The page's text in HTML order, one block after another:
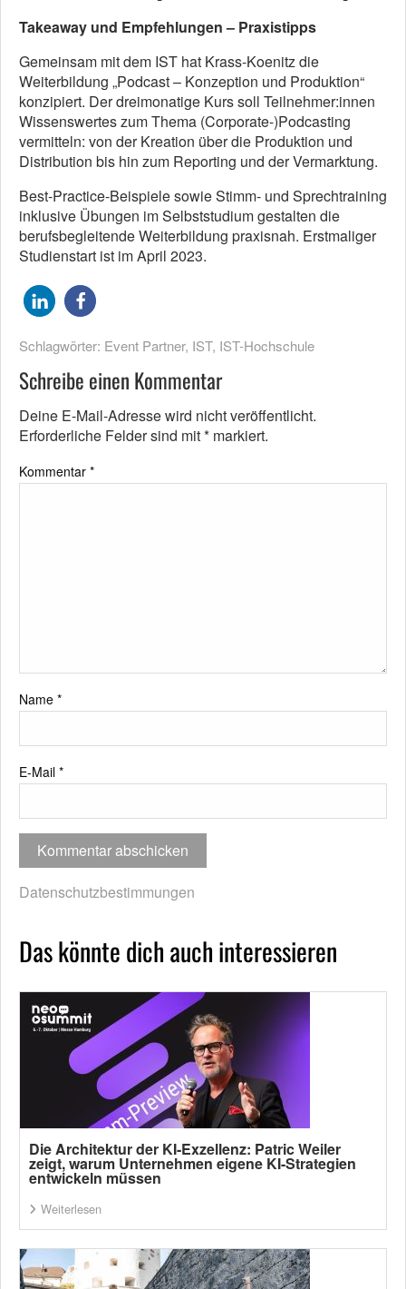
Takeaway und Empfehlungen – Praxistipps
Gemeinsam mit dem IST hat Krass-Koenitz die
Weiterbildung „Podcast – Konzeption und Produktion“
konzipiert. Der dreimonatige Kurs soll Teilnehmer:innen
Wissenswertes zum Thema (Corporate-)Podcasting
vermitteln: von der Kreation über die Produktion und
Distribution bis hin zum Reporting und der Vermarktung.
Best-Practice-Beispiele sowie Stimm- und Sprechtraining
inklusive Übungen im Selbststudium gestalten die
berufsbegleitende Weiterbildung praxisnah. Erstmaliger
Studienstart ist im April 2023.
Schlagwörter: Event Partner, IST, IST-Hochschule
Schreibe einen Kommentar
Deine E-Mail-Adresse wird nicht veröffentlicht.
Erforderliche Felder sind mit* markiert.
Kommentar *
Name *
E-Mail *
Datenschutzbestimmungen
Das könnte dich auch interessieren
Die Architektur der KI-Exzellenz: Patric Weiler
zeigt, warum Unternehmen eigene KI-Strategien
entwickeln müssen
Weiterlesen